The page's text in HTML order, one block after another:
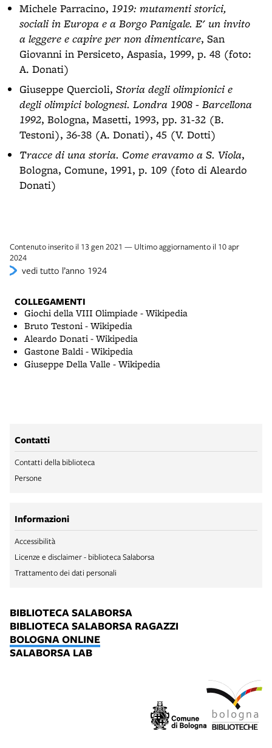
Michele Parracino, 1919: mutamenti storici,
sociali in Europa e a Borgo Panigale. E' un invito
a leggere e capire per non dimenticare, San
Giovanni in Persiceto, Aspasia, 1999, p. 48 (foto:
A. Donati)
Giuseppe Quercioli, Storia degli olimpionici e
degli olimpici bolognesi. Londra 1908 - Barcellona
1992, Bologna, Masetti, 1993, pp. 31-32 (B.
Testoni), 36-38 (A. Donati), 45 (V. Dotti)
Tracce di una storia. Come eravamo a S. Viola,
Bologna, Comune, 1991, p. 109 (foto di Aleardo
Donati)
Contenuto inserito il 13 gen 2021 — Ultimo aggiornamento il 10 apr
2024
vedi tutto l’anno 1924
COLLEGAMENTI
Giochi della VIII Olimpiade - Wikipedia
Bruto Testoni - Wikipedia
Aleardo Donati - Wikipedia
Gastone Baldi - Wikipedia
Giuseppe Della Valle - Wikipedia
Contatti
Contatti della biblioteca
Persone
Informazioni
Accessibilità
Licenze e disclaimer - biblioteca Salaborsa
Trattamento dei dati personali
BIBLIOTECA SALABORSA
BIBLIOTECA SALABORSA RAGAZZI
BOLOGNA ONLINE
SALABORSA LAB